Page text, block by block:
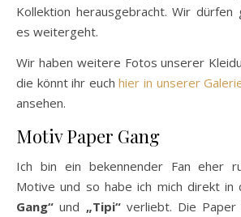
Kollektion herausgebracht. Wir dürfen
es weitergeht.
Wir haben weitere Fotos unserer
die könnt ihr euchhier in unserer
ansehen.
Motiv Paper Gang
Ich bin ein bekennender Fan eher
Motive und so habe ich mich direkt in
Gang“ und „Tipi“verliebt. Die Paper